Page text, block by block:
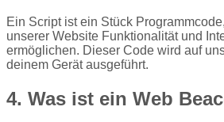
Ein Script ist ein Stück
unserer Website Funktionalität und
ermöglichen. Dieser Code wird auf
deinem Gerät ausgeführt.
4. Was ist ein Web